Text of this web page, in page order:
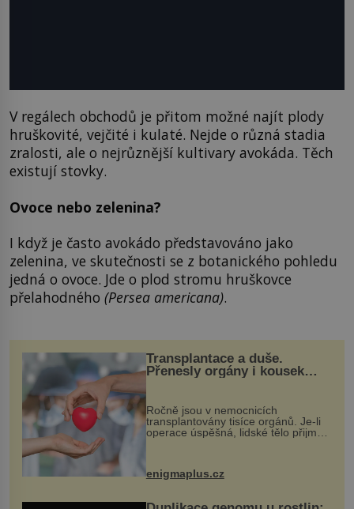
V regálech obchodů je přitom možné najít plody
hruškovité, vejčité i kulaté. Nejde o různá stadia
zralosti, ale o nejrůznější kultivary avokáda. Těch
existují stovky.
Ovoce nebo zelenina?
I když je často avokádo představováno jako
zelenina, ve skutečnosti se z botanického pohledu
jedná o ovoce. Jde o plod stromu hruškovce
přelahodného (Persea americana).
Transplantace a duše.
Přenesly orgány i kousek
Ročně jsou v nemocnicích
transplantovány tisíce orgánů. Je-li
operace úspěšná, lidské tělo přijme
enigmaplus.cz